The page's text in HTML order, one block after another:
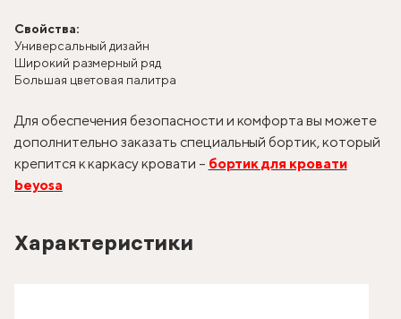
Свойства:
Универсальный дизайн
Широкий размерный ряд
Большая цветовая палитра
Для обеспечения безопасности и комфорта вы можете
дополнительно заказать специальный бортик, который
крепится к каркасу кровати – бортик для кровати
beyosa
Характеристики